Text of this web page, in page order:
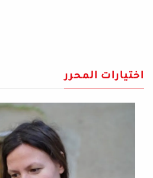
اختيارات المحرر